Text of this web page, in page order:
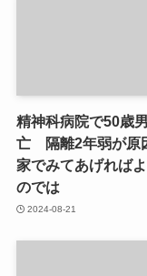
精神科病院で50歳
亡 隔離2年弱が原
家でみてあげれば
のでは
2024-08-21